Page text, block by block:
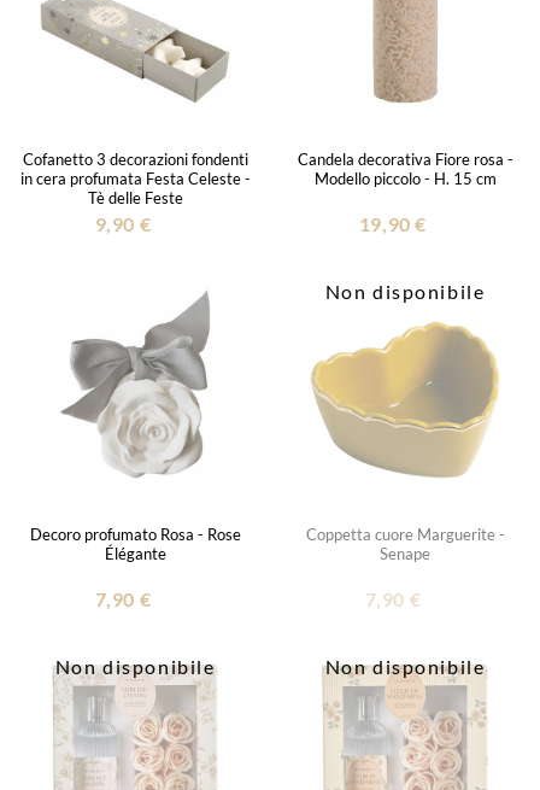
Cofanetto 3 decorazioni fondenti
in cera profumata Festa Celeste -
Tè delle Feste
9,90 €
Candela decorativa Fiore rosa -
Modello piccolo - H. 15 cm
19,90 €
Decoro profumato Rosa - Rose
Élégante
7,90 €
Non disponibile
Coppetta cuore Marguerite -
Senape
7,90 €
Non disponibile Non disponibile